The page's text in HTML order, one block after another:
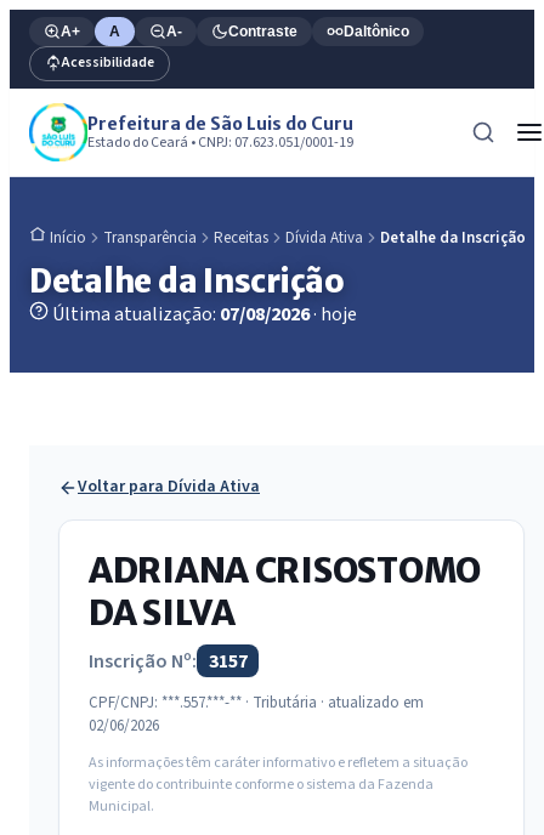
A+ A A- Contraste Daltônico
Acessibilidade
Prefeitura de São Luis do Curu
Estado do Ceará • CNPJ: 07.623.051/0001-19
Início Transparência Receitas Dívida Ativa Detalhe da Inscrição
Detalhe da Inscrição
Última atualização: 07/08/2026· hoje
Voltar para Dívida Ativa
ADRIANA CRISOSTOMO
DA SILVA
Inscrição Nº: 3157
CPF/CNPJ: ***.557.***-** · Tributária · atualizado em
02/06/2026
As informações têm caráter informativo e refletem a situação
vigente do contribuinte conforme o sistema da Fazenda
Municipal.